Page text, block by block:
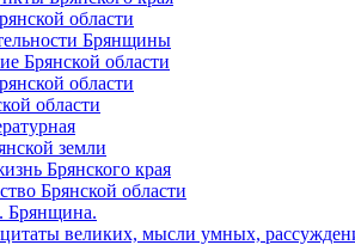
области
Брянщины
Брянской области
области
области
земли
Брянского края
Брянской области
Брянщина.
великих, мысли умных,